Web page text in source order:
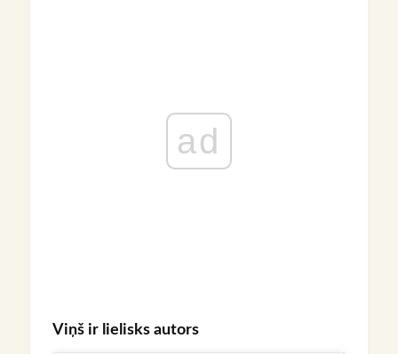
ad
Viņš ir lielisks autors